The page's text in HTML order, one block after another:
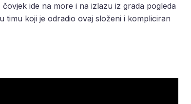
ide na more i na izlazu iz grada pogleda
timu koji je odradio ovaj složeni i kompliciran